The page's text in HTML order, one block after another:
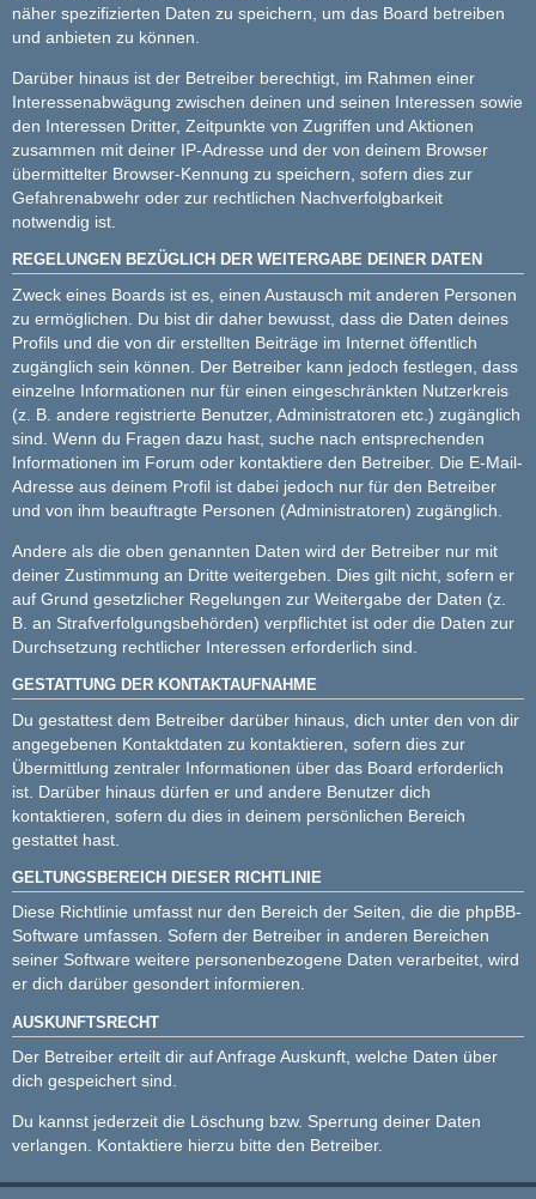
näher spezifizierten Daten zu speichern, um das Board betreiben
und anbieten zu können.
Darüber hinaus ist der Betreiber berechtigt, im Rahmen einer
Interessenabwägung zwischen deinen und seinen Interessen sowie
den Interessen Dritter, Zeitpunkte von Zugriffen und Aktionen
zusammen mit deiner IP-Adresse und der von deinem Browser
übermittelter Browser-Kennung zu speichern, sofern dies zur
Gefahrenabwehr oder zur rechtlichen Nachverfolgbarkeit
notwendig ist.
REGELUNGEN BEZÜGLICH DER WEITERGABE DEINER DATEN
Zweck eines Boards ist es, einen Austausch mit anderen Personen
zu ermöglichen. Du bist dir daher bewusst, dass die Daten deines
Profils und die von dir erstellten Beiträge im Internet öffentlich
zugänglich sein können. Der Betreiber kann jedoch festlegen, dass
einzelne Informationen nur für einen eingeschränkten Nutzerkreis
(z. B. andere registrierte Benutzer, Administratoren etc.) zugänglich
sind. Wenn du Fragen dazu hast, suche nach entsprechenden
Informationen im Forum oder kontaktiere den Betreiber. Die E-Mail-
Adresse aus deinem Profil ist dabei jedoch nur für den Betreiber
und von ihm beauftragte Personen (Administratoren) zugänglich.
Andere als die oben genannten Daten wird der Betreiber nur mit
deiner Zustimmung an Dritte weitergeben. Dies gilt nicht, sofern er
auf Grund gesetzlicher Regelungen zur Weitergabe der Daten (z.
B. an Strafverfolgungsbehörden) verpflichtet ist oder die Daten zur
Durchsetzung rechtlicher Interessen erforderlich sind.
GESTATTUNG DER KONTAKTAUFNAHME
Du gestattest dem Betreiber darüber hinaus, dich unter den von dir
angegebenen Kontaktdaten zu kontaktieren, sofern dies zur
Übermittlung zentraler Informationen über das Board erforderlich
ist. Darüber hinaus dürfen er und andere Benutzer dich
kontaktieren, sofern du dies in deinem persönlichen Bereich
gestattet hast.
GELTUNGSBEREICH DIESER RICHTLINIE
Diese Richtlinie umfasst nur den Bereich der Seiten, die die phpBB-
Software umfassen. Sofern der Betreiber in anderen Bereichen
seiner Software weitere personenbezogene Daten verarbeitet, wird
er dich darüber gesondert informieren.
AUSKUNFTSRECHT
Der Betreiber erteilt dir auf Anfrage Auskunft, welche Daten über
dich gespeichert sind.
Du kannst jederzeit die Löschung bzw. Sperrung deiner Daten
verlangen. Kontaktiere hierzu bitte den Betreiber.